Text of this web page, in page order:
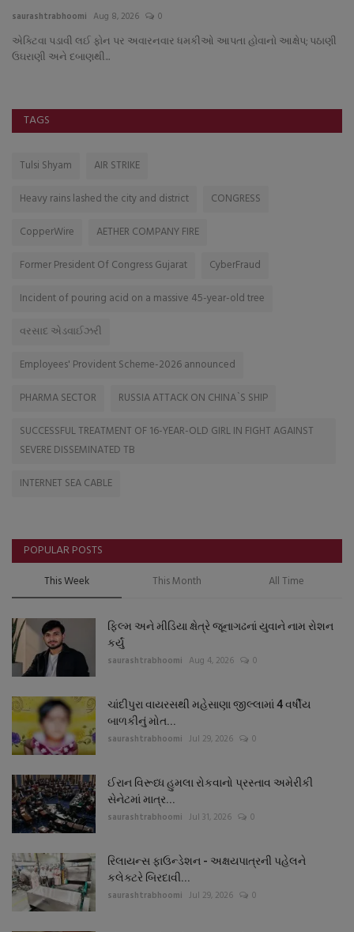
saurashtrabhoomi Aug 8, 2026 0
એક્ટિવા પડાવી લઈ ફોન પર અવારનવાર ધમકીઓ આપતા હોવાનો આક્ષેપ; પઠાણી
ઉઘરાણી અને દબાણથી...
TAGS
Tulsi Shyam
AIR STRIKE
Heavy rains lashed the city and district
CONGRESS
CopperWire
AETHER COMPANY FIRE
Former President Of Congress Gujarat
CyberFraud
Incident of pouring acid on a massive 45-year-old tree
વરસાદ એડવાઈઝરી
Employees' Provident Scheme-2026 announced
PHARMA SECTOR
RUSSIA ATTACK ON CHINA`S SHIP
SUCCESSFUL TREATMENT OF 16-YEAR-OLD GIRL IN FIGHT AGAINST
SEVERE DISSEMINATED TB
INTERNET SEA CABLE
POPULAR POSTS
This Week This Month All Time
ફિલ્મ અને મીડિયા ક્ષેત્રે જૂનાગઢનાં યુવાને નામ રોશન
કર્યું
saurashtrabhoomi Aug 4, 2026 0
ચાંદીપુરા વાયરસથી મહેસાણા જીલ્લામાં 4 વર્ષીય
બાળકીનું મોત...
saurashtrabhoomi Jul 29, 2026 0
ઈરાન વિરૂધ્ધ હુમલા રોકવાનો પ્રસ્તાવ અમેરીકી
સેનેટમાં માત્ર...
saurashtrabhoomi Jul 31, 2026 0
રિલાયન્સ ફાઉન્ડેશન - અક્ષયપાત્રની પહેલને
કલેક્ટરે બિરદાવી...
saurashtrabhoomi Jul 29, 2026 0